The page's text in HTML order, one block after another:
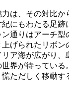
力は、その対比
にもわたる足跡
通りはアーチ型
げられたリボン
ア海が広がり、
界が待っている
ただしく移動す